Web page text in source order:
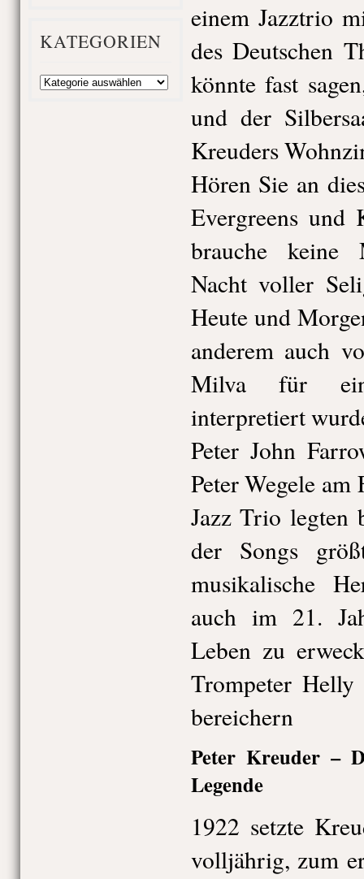
KATEGORIEN
Kategorien
einem Jazztrio
des Deutschen
könnte fast
und der
Kreuders
Hören Sie an
Evergreens und
brauche keine
Nacht voller
Heute und
anderem auch
Milva für ein
interpretiert
Peter John
Peter Wegele
Jazz Trio legten
der Songs
musikalische
auch im 21.
Leben zu
Trompeter
bereichern
Peter Kreuder –
Legende
1922 setzte
volljährig, zum